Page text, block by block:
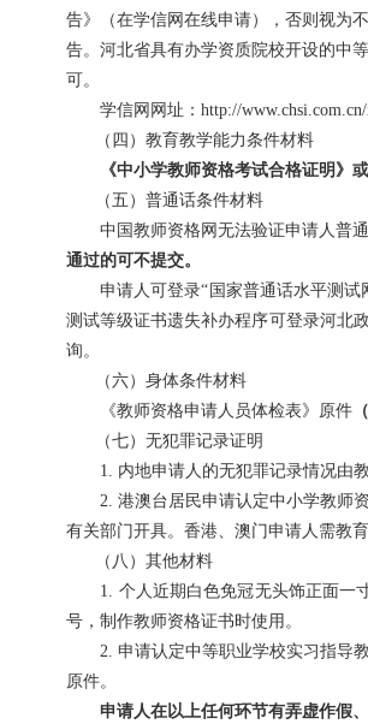
告》（在学信网在线申请），否则视为
告。河北省具有办学资质院校开设的中
可。
学信网网址：http://www.chsi.com.cn/
（四）教育教学能力条件材料
《中小学教师资格考试合格证明》或
（五）普通话条件材料
中国教师资格网无法验证申请人普通
通过的可不提交。
申请人可登录“国家普通话水平测试
测试等级证书遗失补办程序可登录河北
询。
（六）身体条件材料
《教师资格申请人员体检表》原件
（七）无犯罪记录证明
1. 内地申请人的无犯罪记录情况由教
2. 港澳台居民申请认定中小学教师资
有关部门开具。香港、澳门申请人需教
（八）其他材料
1. 个人近期白色免冠无头饰正面一寸
号，制作教师资格证书时使用。
2. 申请认定中等职业学校实习指导教
原件。
申请人在以上任何环节有弄虚作假、